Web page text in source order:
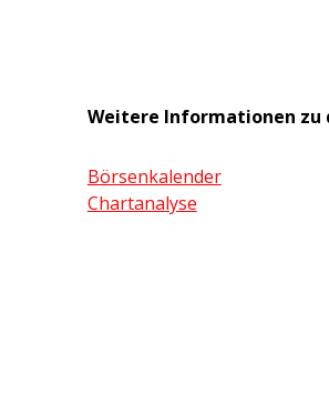
Weitere Informationen zu
Börsenkalender
Chartanalyse